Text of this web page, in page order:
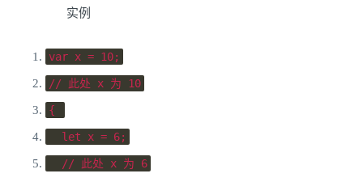
实例
var x = 10;
// 此处 x 为 10
{
let x = 6;
// 此处 x 为 6